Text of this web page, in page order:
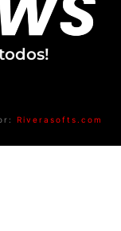
Riverasofts.com